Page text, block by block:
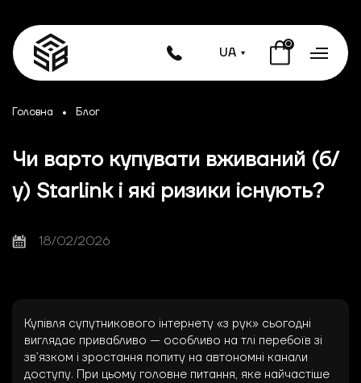
UA
0
Головна Блог
Чи варто купувати вживаний (б/
у) Starlink і які ризики існують?
18/02/2026
Купівля супутникового інтернету «з рук» сьогодні
виглядає привабливо — особливо на тлі перебоїв зі
зв’язком і зростання попиту на автономні канали
доступу. При цьому головне питання, яке найчастіше